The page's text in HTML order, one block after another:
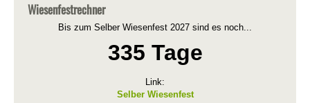
Wiesenfestrechner
Bis zum Selber Wiesenfest 2027 sind es noch...
335 Tage
Link:
Selber Wiesenfest